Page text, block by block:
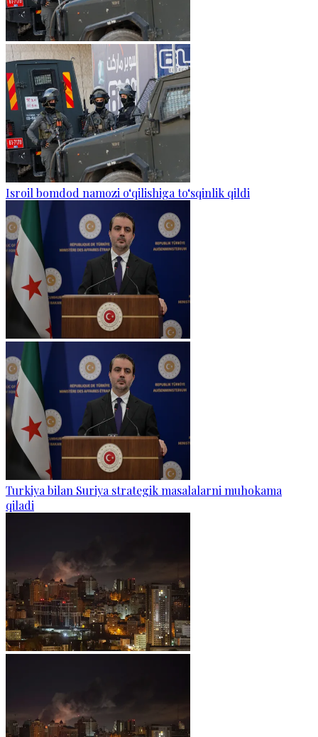
Isroil bomdod namozi o‘qilishiga to‘sqinlik qildi
Turkiya bilan Suriya strategik masalalarni muhokama
qiladi